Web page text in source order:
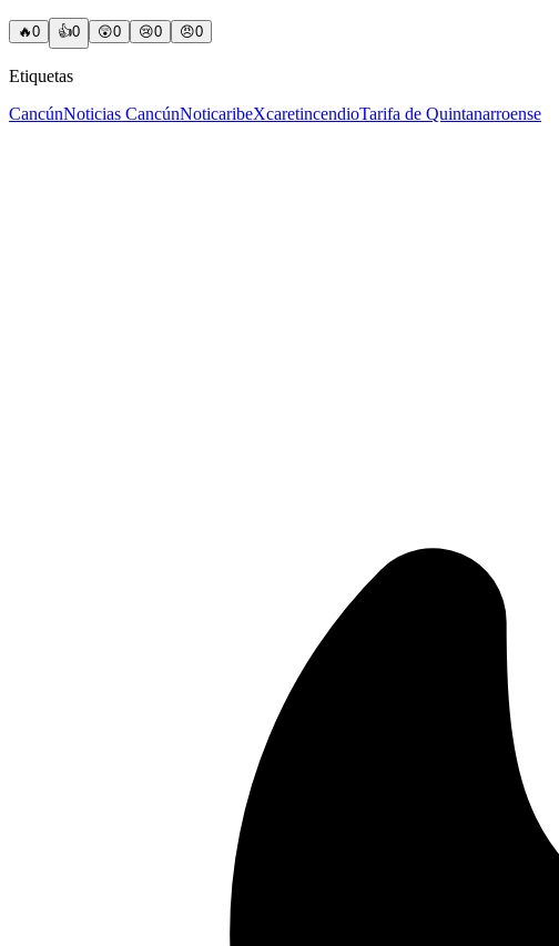
🔥0 👍0 😲0 😢0 😠0
Etiquetas
CancúnNoticias CancúnNoticaribeXcaretincendioTarifa de Quintanarroense